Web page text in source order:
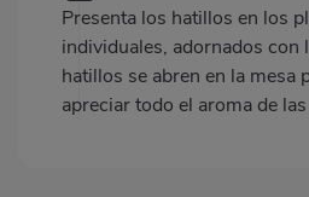
Presenta los hatillos en los
individuales, adornados con
hatillos se abren en la mesa
apreciar todo el aroma de